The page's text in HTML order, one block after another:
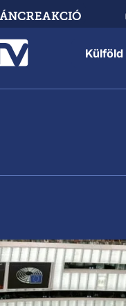
Külföld